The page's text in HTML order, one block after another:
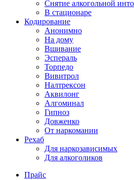
Снятие алкогольной
В стационаре
Кодирование
Анонимно
На дому
Вшивание
Эспераль
Торпедо
Вивитрол
Налтрексон
Аквилонг
Алгоминал
Гипноз
Довженко
От наркомании
Рехаб
Для наркозависимых
Для алкоголиков
Прайс